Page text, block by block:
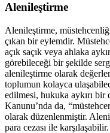
Alenileştirme
Alenileştirme,
çıkan bir eylemdir.
açık saçık veya ahlaka
görebileceği bir şekilde
alenileştirme olarak
toplumun kolayca
edilmesi, hukuka aykırı bir
Kanunu’nda da,
olarak düzenlenmiştir.
para cezası ile karşılaşabilir.